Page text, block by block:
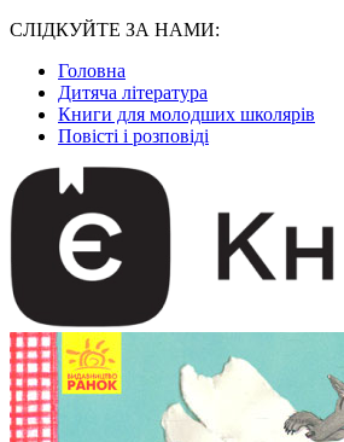
СЛІДКУЙТЕ ЗА НАМИ:
Головна
Дитяча література
Книги для молодших школярів
Повісті і розповіді